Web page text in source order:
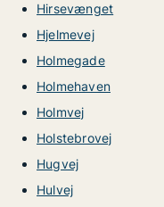
Hirsevænget
Hjelmevej
Holmegade
Holmehaven
Holmvej
Holstebrovej
Hugvej
Hulvej